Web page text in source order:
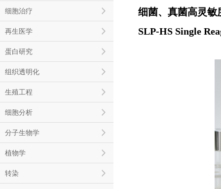
细胞治疗
再生医学
蛋白研究
组织透明化
生殖工程
细胞分析
分子生物学
植物学
转染
细菌、真菌高灵敏
SLP-HS Single